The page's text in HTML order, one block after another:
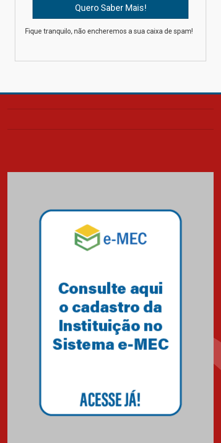
finalista do Prêmio Jabuti com
04.08.2026
Fique tranquilo, não encheremos a sua caixa de spam!